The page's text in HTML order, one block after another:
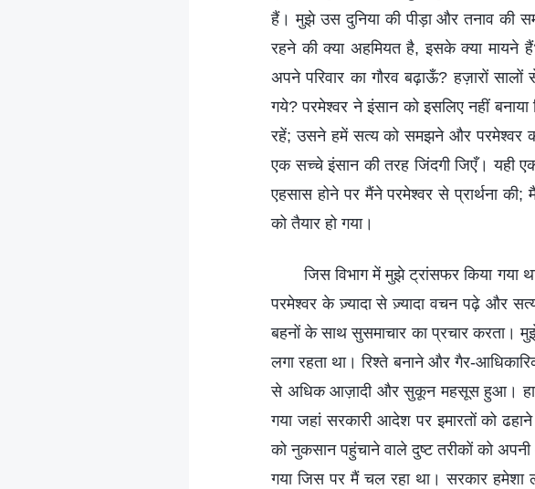
हैं। मुझे उस दुनिया की पीड़ा और तनाव की
रहने की क्या अहमियत है, इसके क्या मायने
अपने परिवार का गौरव बढ़ाऊँ? हज़ारों
गये? परमेश्वर ने इंसान को इसलिए नहीं
रहें; उसने हमें सत्य को समझने और परमेश्वर
एक सच्चे इंसान की तरह जिंदगी जिएँ। यही
एहसास होने पर मैंने परमेश्वर से प्रार्थना
को तैयार हो गया।
जिस विभाग में मुझे ट्रांसफर किया गया
परमेश्वर के ज़्यादा से ज़्यादा वचन पढ़े और
बहनों के साथ सुसमाचार का प्रचार
लगा रहता था। रिश्ते बनाने और गैर-
से अधिक आज़ादी और सुकून महसूस हुआ।
गया जहां सरकारी आदेश पर इमारतों को
को नुकसान पहुंचाने वाले दुष्ट तरीकों को
गया जिस पर मैं चल रहा था। सरकार हमेशा